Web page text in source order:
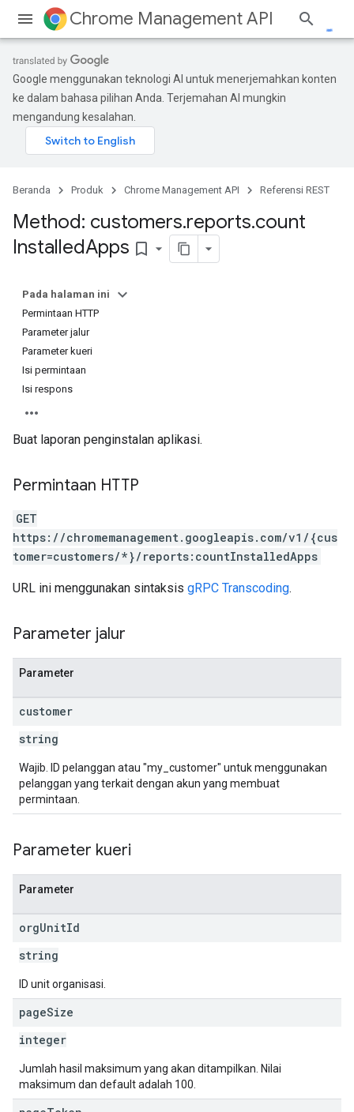
Chrome Management API
Google menggunakan teknologi AI untuk menerjemahkan konten
ke dalam bahasa pilihan Anda. Terjemahan AI mungkin
mengandung kesalahan.
Beranda Produk Chrome Management API Referensi REST
Method: customers.reports.count
InstalledApps bookmark_border
Pada halaman ini
Permintaan HTTP
Parameter jalur
Parameter kueri
Isi permintaan
Isi respons
Buat laporan penginstalan aplikasi.
Permintaan HTTP
GET
https://chromemanagement.googleapis.com/v1/{cus
tomer=customers/*}/reports:countInstalledApps
URL ini menggunakan sintaksis gRPC Transcoding.
Parameter jalur
Parameter
customer
string
Wajib. ID pelanggan atau "my_customer" untuk menggunakan
pelanggan yang terkait dengan akun yang membuat
permintaan.
Parameter kueri
Parameter
orgUnitId
string
ID unit organisasi.
pageSize
integer
Jumlah hasil maksimum yang akan ditampilkan. Nilai
maksimum dan default adalah 100.